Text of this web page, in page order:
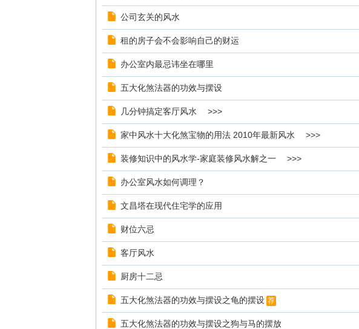
公司玄关的风水
租的房子会不会影响自己的财运
办公室内最忌讳坐在哪里
五大化煞法器的功效与摆设
几分钟搞定客厅风水 >>>
家中风水十大化煞宝物的用法 2010年最新风水 >>>
装修知识中的风水学-家庭装修风水解之一 >>>
办公室风水如何调理？
文昌塔在现代住宅学的应用
财位六忌
客厅风水
厨房十二忌
五大化煞法器的功效与摆设之龟的摆设 荐
五大化煞法器的功效与摆设之狗与马的摆放